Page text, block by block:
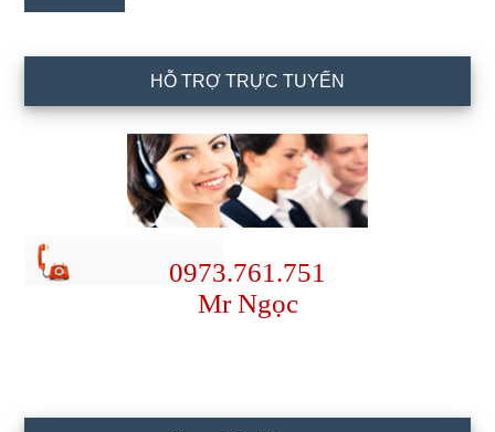
HỖ TRỢ TRỰC TUYẾN
0973.761.751
Mr Ngọc